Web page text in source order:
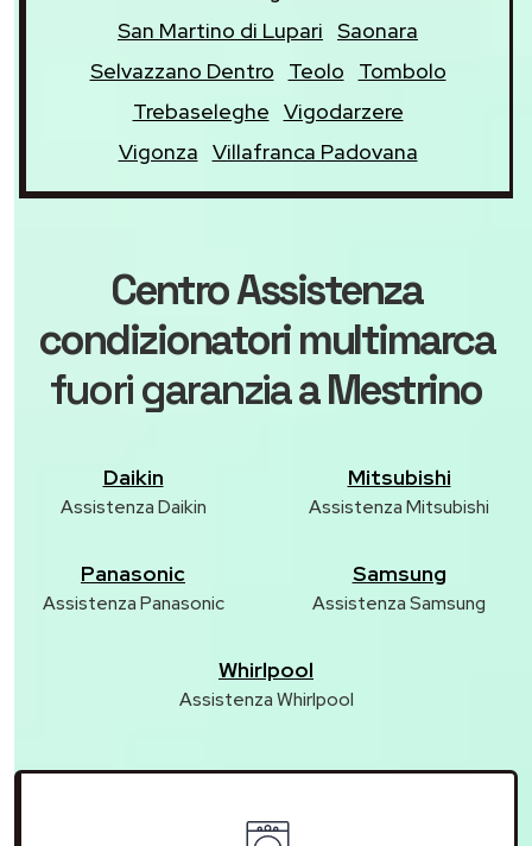
San Martino di Lupari Saonara
Selvazzano Dentro
Teolo
Tombolo
Trebaseleghe Vigodarzere
Vigonza Villafranca Padovana
Centro Assistenza
condizionatori multimarca
fuori garanziaa Mestrino
Daikin
Assistenza Daikin
Mitsubishi
Assistenza Mitsubishi
Panasonic
Assistenza Panasonic
Samsung
Assistenza Samsung
Whirlpool
Assistenza Whirlpool